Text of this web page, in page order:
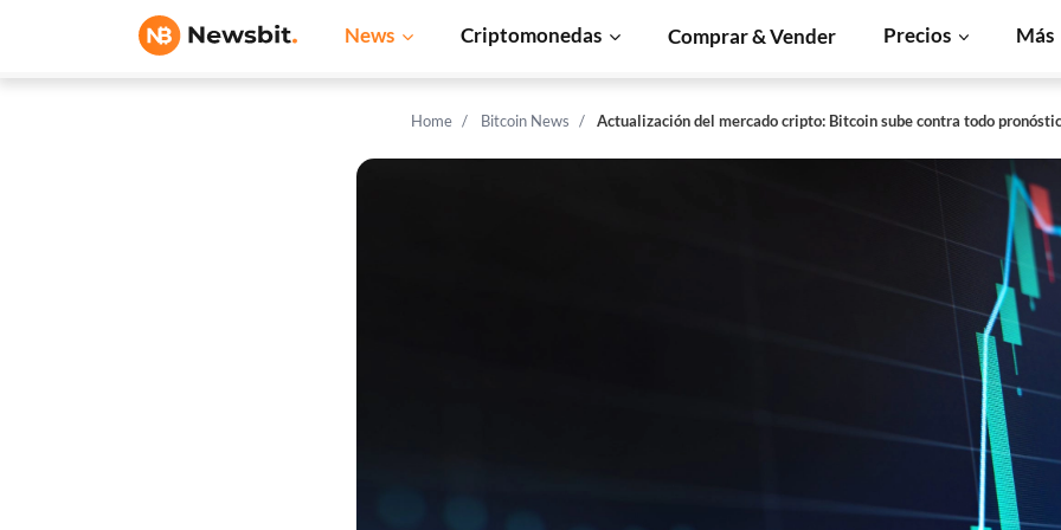
News Criptomonedas Comprar & Vender Precios Más
Home Bitcoin News Actualización del mercado cripto: Bitcoin sube contra todo